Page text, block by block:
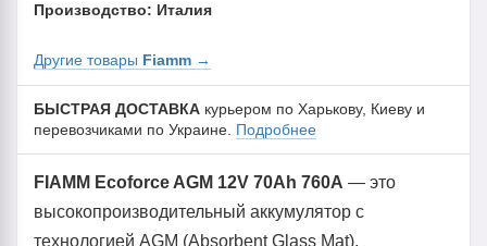
Производство: Италия
Другие товары Fiamm →
БЫСТРАЯ ДОСТАВКА курьером по Харькову, Киеву и
перевозчиками по Украине. Подробнее
FIAMM Ecoforce AGM 12V 70Ah 760A — это
высокопроизводительный аккумулятор с
технологией AGM (Absorbent Glass Mat),